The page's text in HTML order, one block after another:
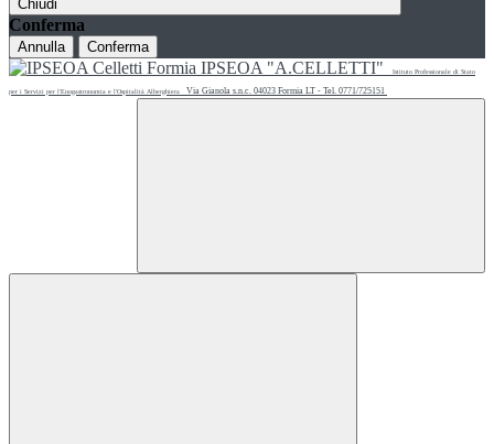
Chiudi
Conferma
Annulla Conferma
IPSEOA "A.CELLETTI" Istituto Professionale di Stato
per i Servizi per l'Enogastronomia e l'Ospitalità Alberghiera Via Gianola s.n.c. 04023 Formia LT - Tel. 0771/725151